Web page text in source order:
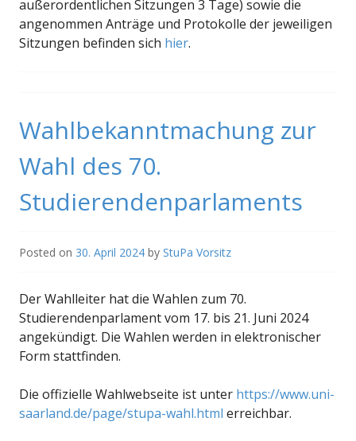
außerordentlichen Sitzungen 3 Tage) sowie die
angenommen Anträge und Protokolle der jeweiligen
Sitzungen befinden sich hier.
Wahlbekanntmachung zur
Wahl des 70.
Studierendenparlaments
Posted on 30. April 2024 by StuPa Vorsitz
Der Wahlleiter hat die Wahlen zum 70.
Studierendenparlament vom 17. bis 21. Juni 2024
angekündigt. Die Wahlen werden in elektronischer
Form stattfinden.
Die offizielle Wahlwebseite ist unter https://www.uni-
saarland.de/page/stupa-wahl.html erreichbar.